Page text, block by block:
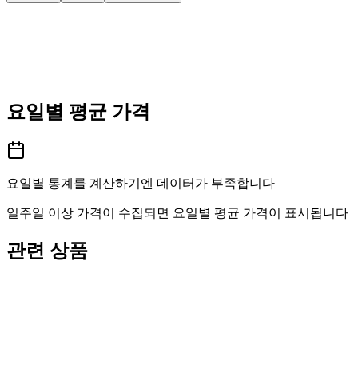
요일별 평균 가격
요일별 통계를 계산하기엔 데이터가 부족합니다
일주일 이상 가격이 수집되면 요일별 평균 가격이 표시됩니다
관련 상품